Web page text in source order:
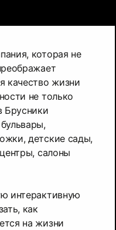
которая не
качество жизни
не только
Брусники
детские сады,
салоны
интерактивную
как
на жизни